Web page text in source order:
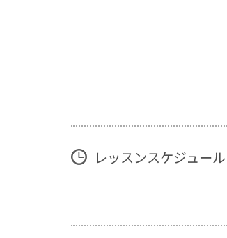
レッスンスケジュール